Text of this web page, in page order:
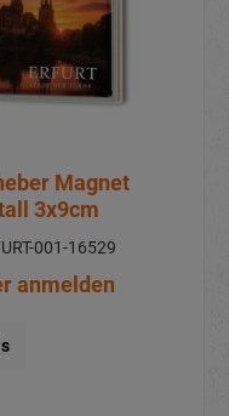
Magnet
3x9cm
001-16529
anmelden